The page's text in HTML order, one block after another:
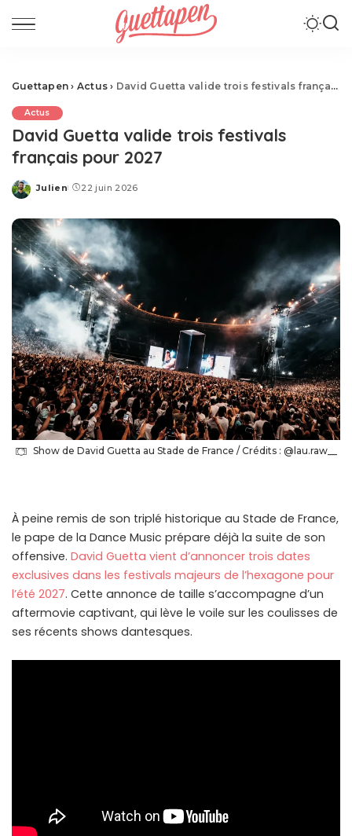
Guettapen › Actus › David Guetta valide trois festivals français pour 2027
Actus
David Guetta valide trois festivals
français pour 2027
Posted
Julien 22 juin 2026
Show de David Guetta au Stade de France / Crédits : @lau.raw__
À peine remis de son triplé historique au Stade de France,
le pape de la Dance Music prépare déjà la suite de son
offensive. David Guetta vient d’annoncer trois dates
exclusives dans les festivals majeurs de l’hexagone pour
l’été 2027. Cette annonce de taille s’accompagne d’un
aftermovie captivant, qui lève le voile sur les coulisses de
ses récents shows dantesques.